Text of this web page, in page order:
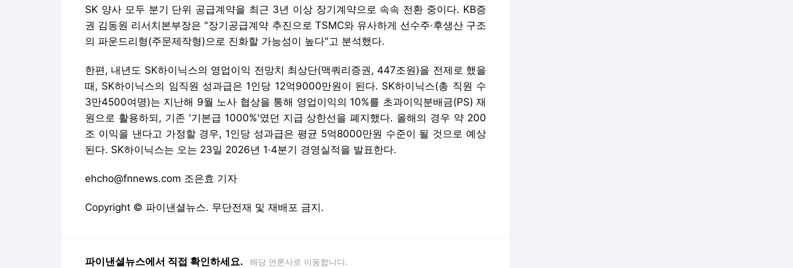
SK 양사 모두 분기 단위 공급계약을 최근 3년 이상 장기계약으로 속속 전환 중이다. KB증
권 김동원 리서치본부장은 "장기공급계약 추진으로 TSMC와 유사하게 선수주·후생산 구조
의 파운드리형(주문제작형)으로 진화할 가능성이 높다"고 분석했다.
한편, 내년도 SK하이닉스의 영업이익 전망치 최상단(맥쿼리증권, 447조원)을 전제로 했을
때, SK하이닉스의 임직원 성과급은 1인당 12억9000만원이 된다. SK하이닉스(총 직원 수
3만4500여명)는 지난해 9월 노사 협상을 통해 영업이익의 10%를 초과이익분배금(PS) 재
원으로 활용하되, 기존 '기본급 1000%'였던 지급 상한선을 폐지했다. 올해의 경우 약 200
조 이익을 낸다고 가정할 경우, 1인당 성과급은 평균 5억8000만원 수준이 될 것으로 예상
된다. SK하이닉스는 오는 23일 2026년 1·4분기 경영실적을 발표한다.
ehcho@fnnews.com 조은효 기자
Copyright © 파이낸셜뉴스. 무단전재 및 재배포 금지.
파이낸셜뉴스에서 직접 확인하세요. 해당 언론사로 이동합니다.